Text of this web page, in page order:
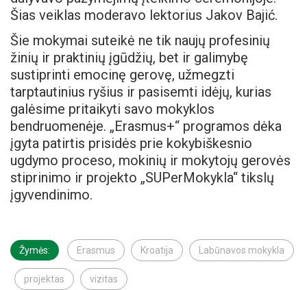
Šias veiklas moderavo lektorius Jakov Bajić.
Šie mokymai suteikė ne tik naujų profesinių
žinių ir praktinių įgūdžių, bet ir galimybę
sustiprinti emocinę gerovę, užmegzti
tarptautinius ryšius ir pasisemti idėjų, kurias
galėsime pritaikyti savo mokyklos
bendruomenėje. „Erasmus+“ programos dėka
įgyta patirtis prisidės prie kokybiškesnio
ugdymo proceso, mokinių ir mokytojų gerovės
stiprinimo ir projekto „SUPerMokykla“ tikslų
įgyvendinimo.
Žymės: Erasmus Kroatija Labūnavos mokykla
projektas vizitas